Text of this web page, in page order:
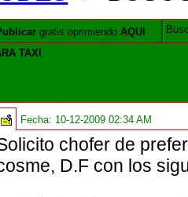
gratis oprimiendoAQUI
TAXI
Fecha: 10-12-2009 02:34 AM
chofer de
D.F con los